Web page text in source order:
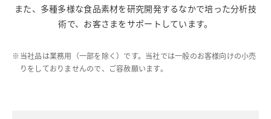
バイオ事業
イースト研究室
また、多種多様な食品素材を研究開発するなかで培った分析技
術で、お客さまをサポートしています。
※当社品は業務用（一部を除く）です。当社では一般のお客様向けの小売
りをしておりませんので、ご容赦願います。